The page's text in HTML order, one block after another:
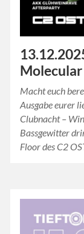
Macht euch
Ausgabe eurer
Clubnacht –
Bassgewitter
Floor des C2